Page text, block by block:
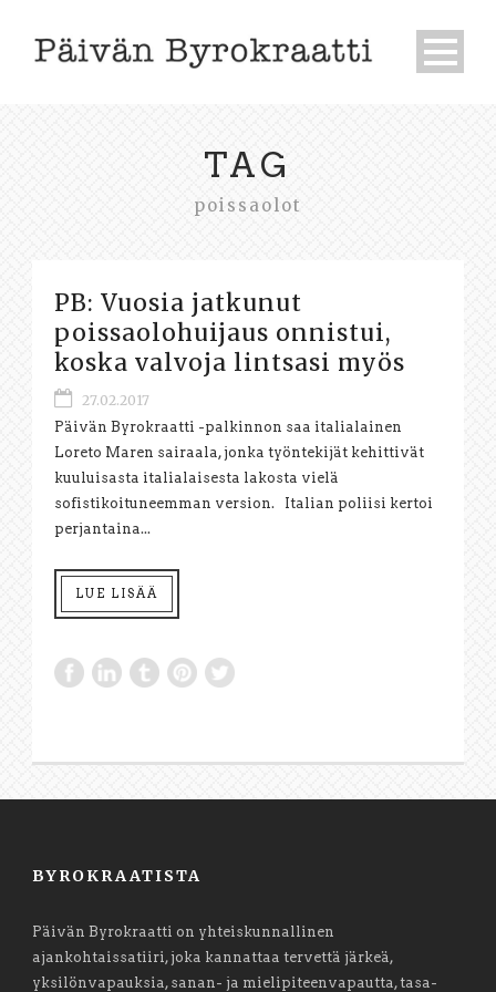
TAG
poissaolot
PB: Vuosia jatkunut
poissaolohuijaus onnistui,
koska valvoja lintsasi myös
27.02.2017
Päivän Byrokraatti -palkinnon saa italialainen
Loreto Maren sairaala, jonka työntekijät kehittivät
kuuluisasta italialaisesta lakosta vielä
sofistikoituneemman version. Italian poliisi kertoi
perjantaina...
LUE LISÄÄ
BYROKRAATISTA
Päivän Byrokraatti on yhteiskunnallinen
ajankohtaissatiiri, joka kannattaa tervettä järkeä,
yksilönvapauksia, sanan- ja mielipiteenvapautta, tasa-